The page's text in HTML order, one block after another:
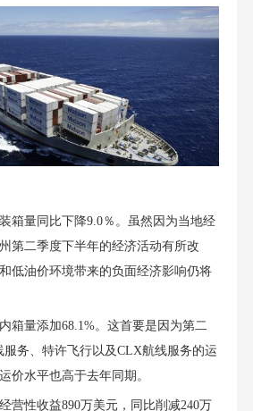
箱量同⽐下降9.0％。虽然因为当地经
第⼆季度下半年的经济活动有所改
低油价环境带来的负⾯经济影响仍将
箱量添加68.1%。这首要是因为第二
服务、特许飞行以及CLX航线服务的运
价水平也高于去年同期。
营性收益890万美元，同比削减240万